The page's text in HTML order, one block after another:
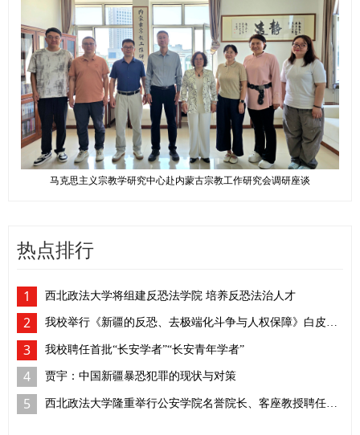
马克思主义宗教学研究中心赴内蒙古宗教工作研究会调研座谈
热点排行
1 西北政法大学将组建反恐法学院 培养反恐法治人才
2 我校举行《新疆的反恐、去极端化斗争与人权保障》白皮书学习座谈会
3 我校聘任首批“长安学者”“长安青年学者”
4 贾宇：中国新疆暴恐犯罪的现状与对策
5